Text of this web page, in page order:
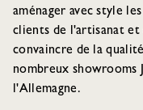
aménager avec style
clients de l'artisanat et
convaincre de la
nombreux showrooms
l'Allemagne.